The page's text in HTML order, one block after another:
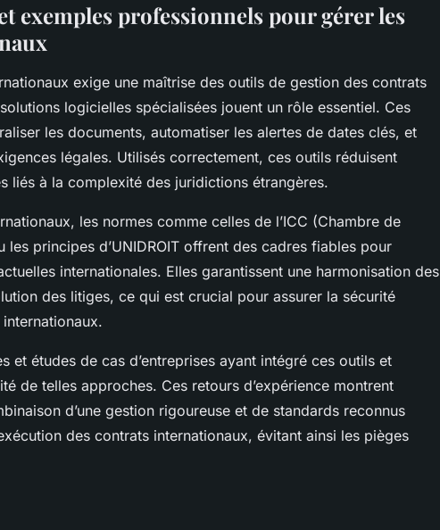
exemples professionnels pour gérer les
exige une maîtrise des outils de gestion des contrats
logicielles spécialisées jouent un rôle essentiel. Ces
les documents, automatiser les alertes de dates clés, et
légales. Utilisés correctement, ces outils réduisent
liés à la complexité des juridictions étrangères.
les normes comme celles de l’ICC (Chambre de
les principes d’UNIDROIT offrent des cadres fiables pour
internationales. Elles garantissent une harmonisation des
des litiges, ce qui est crucial pour assurer la sécurité
et études de cas d’entreprises ayant intégré ces outils et
de telles approches. Ces retours d’expérience montrent
d’une gestion rigoureuse et de standards reconnus
des contrats internationaux, évitant ainsi les pièges